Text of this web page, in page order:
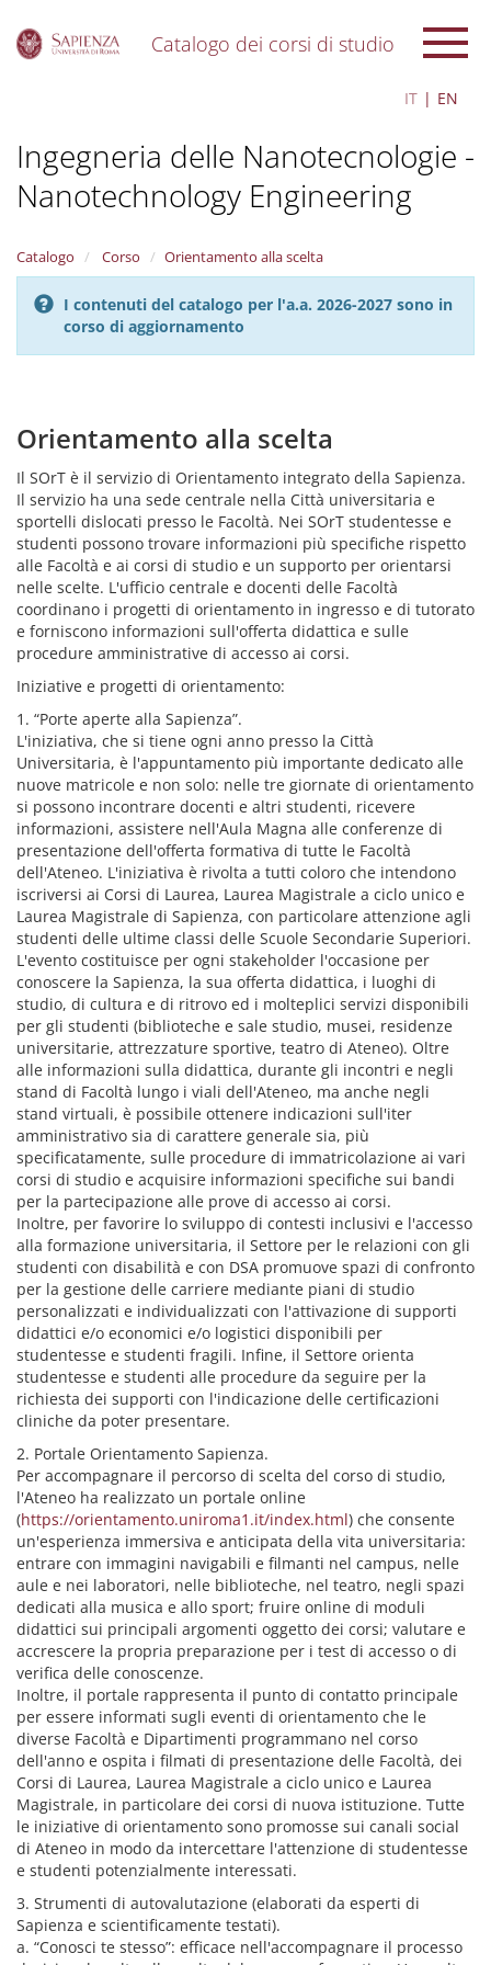
Catalogo dei corsi di studio
IT EN
Ingegneria delle Nanotecnologie -
Nanotechnology Engineering
Catalogo Corso Orientamento alla scelta
I contenuti del catalogo per l'a.a. 2026-2027 sono in
corso di aggiornamento
Orientamento alla scelta
Il SOrT è il servizio di Orientamento integrato della Sapienza.
Il servizio ha una sede centrale nella Città universitaria e
sportelli dislocati presso le Facoltà. Nei SOrT studentesse e
studenti possono trovare informazioni più specifiche rispetto
alle Facoltà e ai corsi di studio e un supporto per orientarsi
nelle scelte. L'ufficio centrale e docenti delle Facoltà
coordinano i progetti di orientamento in ingresso e di tutorato
e forniscono informazioni sull'offerta didattica e sulle
procedure amministrative di accesso ai corsi.
Iniziative e progetti di orientamento:
1. “Porte aperte alla Sapienza”.
L'iniziativa, che si tiene ogni anno presso la Città
Universitaria, è l'appuntamento più importante dedicato alle
nuove matricole e non solo: nelle tre giornate di orientamento
si possono incontrare docenti e altri studenti, ricevere
informazioni, assistere nell'Aula Magna alle conferenze di
presentazione dell'offerta formativa di tutte le Facoltà
dell'Ateneo. L'iniziativa è rivolta a tutti coloro che intendono
iscriversi ai Corsi di Laurea, Laurea Magistrale a ciclo unico e
Laurea Magistrale di Sapienza, con particolare attenzione agli
studenti delle ultime classi delle Scuole Secondarie Superiori.
L'evento costituisce per ogni stakeholder l'occasione per
conoscere la Sapienza, la sua offerta didattica, i luoghi di
studio, di cultura e di ritrovo ed i molteplici servizi disponibili
per gli studenti (biblioteche e sale studio, musei, residenze
universitarie, attrezzature sportive, teatro di Ateneo). Oltre
alle informazioni sulla didattica, durante gli incontri e negli
stand di Facoltà lungo i viali dell'Ateneo, ma anche negli
stand virtuali, è possibile ottenere indicazioni sull'iter
amministrativo sia di carattere generale sia, più
specificatamente, sulle procedure di immatricolazione ai vari
corsi di studio e acquisire informazioni specifiche sui bandi
per la partecipazione alle prove di accesso ai corsi.
Inoltre, per favorire lo sviluppo di contesti inclusivi e l'accesso
alla formazione universitaria, il Settore per le relazioni con gli
studenti con disabilità e con DSA promuove spazi di confronto
per la gestione delle carriere mediante piani di studio
personalizzati e individualizzati con l'attivazione di supporti
didattici e/o economici e/o logistici disponibili per
studentesse e studenti fragili. Infine, il Settore orienta
studentesse e studenti alle procedure da seguire per la
richiesta dei supporti con l'indicazione delle certificazioni
cliniche da poter presentare.
2. Portale Orientamento Sapienza.
Per accompagnare il percorso di scelta del corso di studio,
l'Ateneo ha realizzato un portale online
(https://orientamento.uniroma1.it/index.html) che consente
un'esperienza immersiva e anticipata della vita universitaria:
entrare con immagini navigabili e filmanti nel campus, nelle
aule e nei laboratori, nelle biblioteche, nel teatro, negli spazi
dedicati alla musica e allo sport; fruire online di moduli
didattici sui principali argomenti oggetto dei corsi; valutare e
accrescere la propria preparazione per i test di accesso o di
verifica delle conoscenze.
Inoltre, il portale rappresenta il punto di contatto principale
per essere informati sugli eventi di orientamento che le
diverse Facoltà e Dipartimenti programmano nel corso
dell'anno e ospita i filmati di presentazione delle Facoltà, dei
Corsi di Laurea, Laurea Magistrale a ciclo unico e Laurea
Magistrale, in particolare dei corsi di nuova istituzione. Tutte
le iniziative di orientamento sono promosse sui canali social
di Ateneo in modo da intercettare l'attenzione di studentesse
e studenti potenzialmente interessati.
3. Strumenti di autovalutazione (elaborati da esperti di
Sapienza e scientificamente testati).
a. “Conosci te stesso”: efficace nell'accompagnare il processo